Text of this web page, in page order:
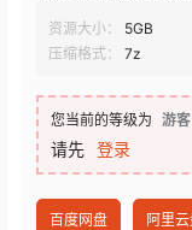
资源大小：
5GB
压缩格式：
7z
您当前的等级为 游客
请先 登录
百度网盘 阿里